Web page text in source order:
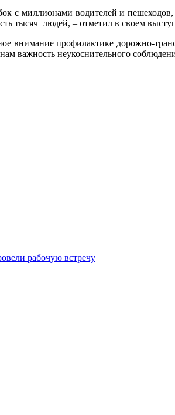
с миллионами водителей и
тысяч людей, – отметил в своем
внимание профилактике дорожно-
важность неукоснительного
рабочую встречу